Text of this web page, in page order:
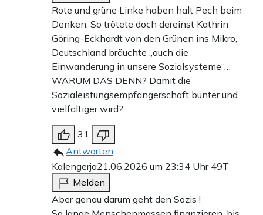
Rote und grüne Linke haben halt Pech beim
Denken. So trötete doch dereinst Kathrin
Göring-Eckhardt von den Grünen ins Mikro,
Deutschland bräuchte „auch die
Einwanderung in unsere Sozialsysteme“…
WARUM DAS DENN? Damit die
Sozialeistungsempfängerschaft bunter und
vielfältiger wird?
31
Antworten
Kalengerja21.06.2026 um 23:34 Uhr 49T
Melden
Aber genau darum geht den Sozis !